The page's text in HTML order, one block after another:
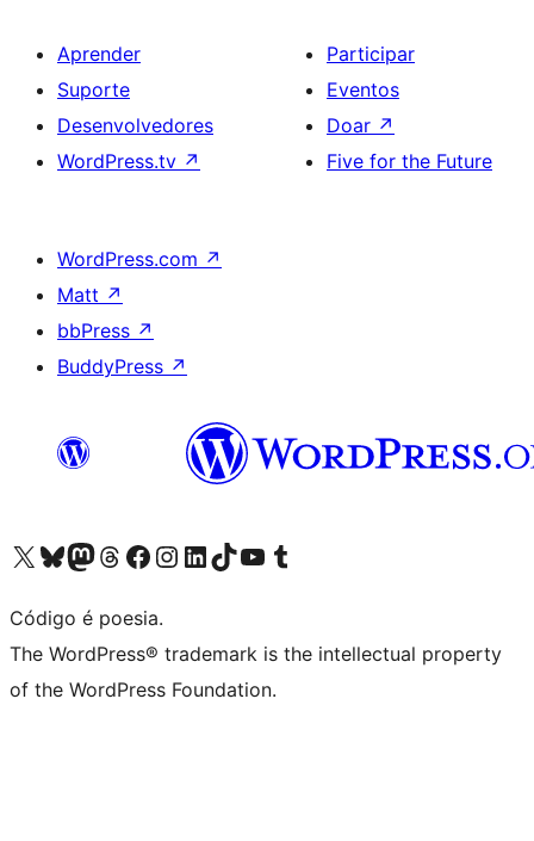
Aprender
Suporte
Desenvolvedores
WordPress.tv ↗
Participar
Eventos
Doar ↗
Five for the Future
WordPress.com ↗
Matt ↗
bbPress ↗
BuddyPress ↗
Acessar nossa conta do X (antigo Twitter)
Acessar nossa conta do Bluesky
Acessar nossa conta do Mastodon
Acessar nossa conta do Threads
Acessar nossa página do Facebook
Acessar nossa conta do Instagram
Acessar nossa conta do LinkedIn
Acessar nossa conta do TikTok
Acessar nosso canal do YouTube
Acessar nossa conta no Tumblr
Código é poesia.
The WordPress® trademark is the intellectual property
of the WordPress Foundation.